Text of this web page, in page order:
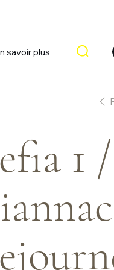
savoir plus
1